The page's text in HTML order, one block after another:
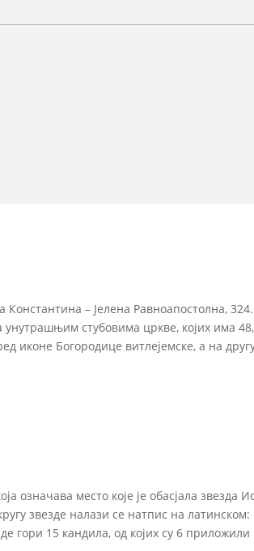
– Јелена Равноапостолна, 324.
унутрашњим стубовима цркве, којих има 48,
иконе Богородице витлејемске, а на
место које је обасјала звезда
звезде налази се натпис на латинском:
гори 15 кандила, од којих су 6 приложили